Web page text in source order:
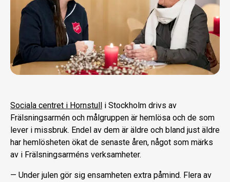
Sociala centret i Hornstull
i Stockholm drivs av
Frälsningsarmén och målgruppen är hemlösa och de som
lever i missbruk. Endel av dem är äldre och bland just äldre
har hemlösheten ökat de senaste åren, något som märks
av i Frälsningsarméns verksamheter.
— Under julen gör sig ensamheten extra påmind. Flera av